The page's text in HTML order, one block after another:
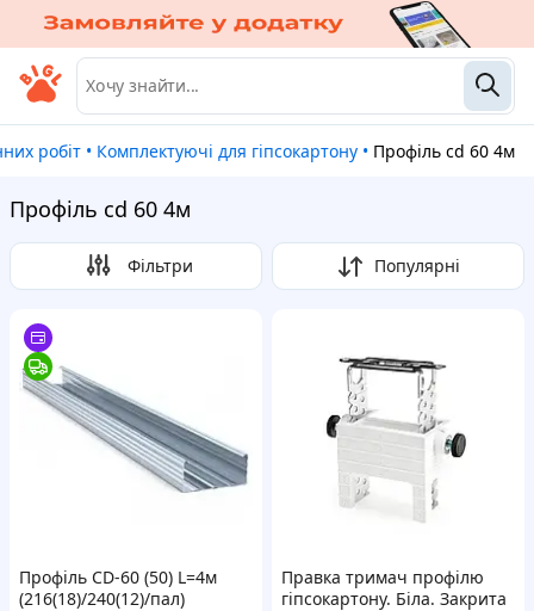
робіт • Комплектуючі для гіпсокартону • Профіль cd 60 4м
Профіль cd 60 4м
Фільтри Популярні
Профіль CD-60 (50) L=4м
(216(18)/240(12)/пал)
Правка тримач профілю
гіпсокартону. Біла. Закрита